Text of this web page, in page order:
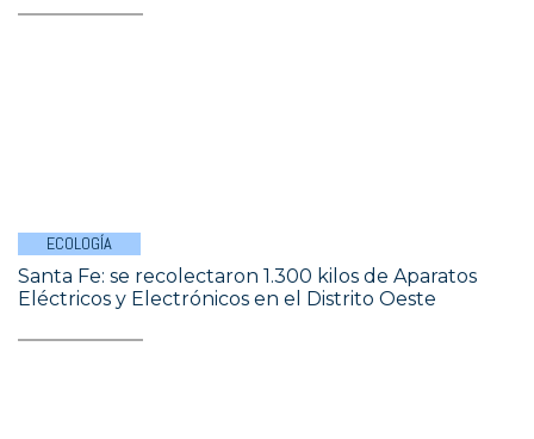
ECOLOGÍA
Santa Fe: se recolectaron 1.300 kilos de Aparatos
Eléctricos y Electrónicos en el Distrito Oeste